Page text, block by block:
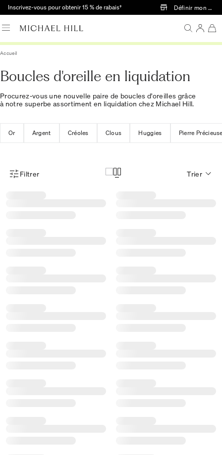
Passer au contenu principal
Inscrivez-vous pour obtenir 15 % de rabais† Définir mon
Accueil
Boucles d'oreille en liquidation
Procurez-vous une nouvelle paire de boucles d'oreilles grâce
à notre superbe assortiment en liquidation chez Michael Hill.
Or Argent Créoles Clous Huggies Pierre
Menu des filtres d'articles
Filtrer Trier